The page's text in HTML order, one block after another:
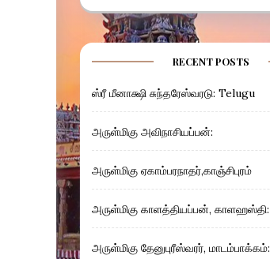
RECENT POSTS
ஸ்ரீ மீனாக்ஷி சுந்தரேஸ்வரடு: Telugu
அருள்மிகு அவிநாசியப்பன்:
அருள்மிகு ஏகாம்பரநாதர்,காஞ்சிபுரம்
அருள்மிகு காளத்தியப்பன், காளஹஸ்தி:
அருள்மிகு தேனுபுரீஸ்வரர், மாடம்பாக்கம்: